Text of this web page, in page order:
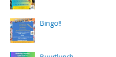
Bingo!!